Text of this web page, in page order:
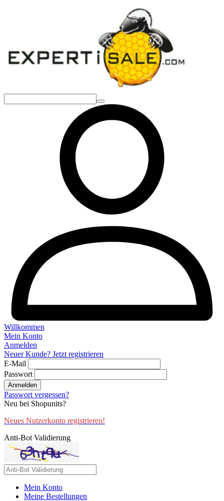
Willkommen
Mein Konto
Anmelden
Neuer Kunde? Jetzt registrieren
E-Mail
Passwort
Anmelden
Passwort vergessen?
Neu bei Shopunits?
Neues Nutzerkonto registrieren!
Anti-Bot Validierung
Mein Konto
Meine Bestellungen